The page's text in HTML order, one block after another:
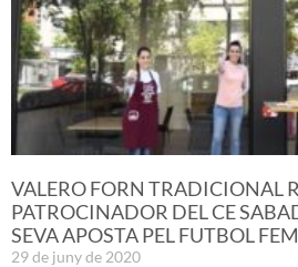
VALERO FORN TRADICIONAL
PATROCINADOR DEL CE
SEVA APOSTA PEL FUTBOL
29 de juny de 2020